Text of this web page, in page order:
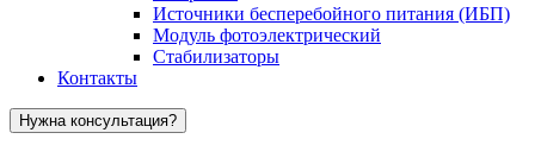
Источники бесперебойного питания (ИБП)
Модуль фотоэлектрический
Стабилизаторы
Контакты
Нужна консультация?